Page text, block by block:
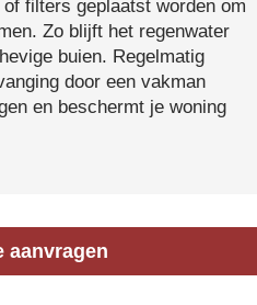
filters geplaatst worden om
Zo blijft het regenwater
buien. Regelmatig
door een vakman
en beschermt je woning
aanvragen